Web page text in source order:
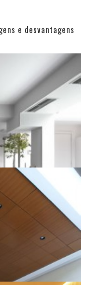
e desvantagens